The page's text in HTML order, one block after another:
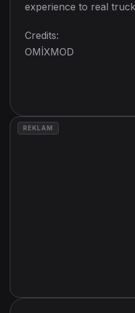
experience to real
Credits:
OMİXMOD
REKLAM